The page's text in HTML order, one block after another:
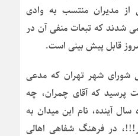
مدیران منتسب به وادی
شدند که تبعات منفی آن در
قابل پیش بینی است.
شورای شهر تهران که مدعی
پرسید که آقای چمران، چه
آینده، نام این میدان به
در فرهنگ شفاهی اهالی